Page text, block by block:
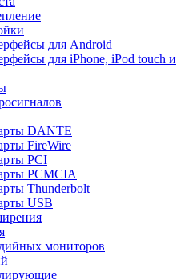
для Android
для iPhone, iPod touch и
DANTE
FireWire
PCI
PCMCIA
Thunderbolt
USB
мониторов